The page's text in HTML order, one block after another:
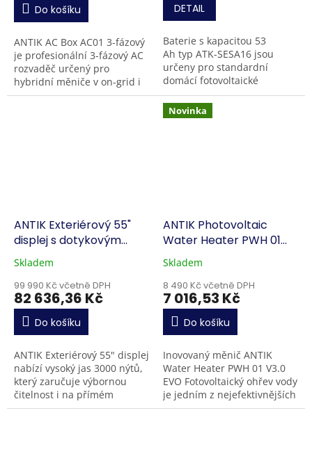
Do košíku
ANTIK AC Box AC01 3-fázový
je profesionální 3-fázový AC
rozvaděč určený pro
hybridní měniče v on-grid i
off-grid fotovoltaických
DETAIL
Baterie s kapacitou 53
Ah typ ATK-SESA16 jsou
určeny pro standardní
domácí fotovoltaické
systémy s výkonem kolem 10
kW; nabízejí využitelnou
energii 16,2 kWh při...
ANTIK Exteriérový 55"
displej s dotykovým
ovládáním
Skladem
99 990 Kč včetně DPH
82 636,36 Kč
Do košíku
ANTIK Exteriérový 55" displej
nabízí vysoký jas 3000 nýtů,
který zaručuje výbornou
čitelnost i na přímém
slunci. Díky Full HD rozlišení,
Novinka
ANTIK Photovoltaic
Water Heater PWH 01
V3.0 EVO
Skladem
8 490 Kč včetně DPH
7 016,53 Kč
Do košíku
Inovovaný měnič ANTIK
Water Heater PWH 01 V3.0
EVO Fotovoltaický ohřev vody
je jedním z nejefektivnějších
způsobů využití solární